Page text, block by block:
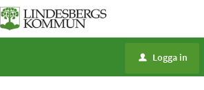
u Logga in